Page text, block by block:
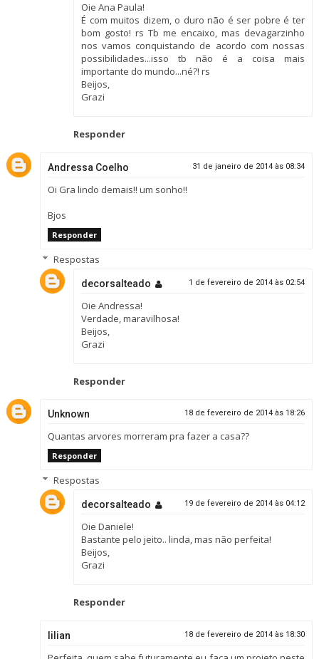
Oie Ana Paula!
É com muitos dizem, o duro não é ser pobre é ter
bom gosto! rs Tb me encaixo, mas devagarzinho
nos vamos conquistando de acordo com nossas
possibilidades...isso tb não é a coisa mais
importante do mundo...né?! rs
Beijos,
Grazi
Responder
Andressa Coelho 31 de janeiro de 2014 às 08:34
Oi Gra lindo demais!! um sonho!!
Bjos
Responder
Respostas
decorsalteado 1 de fevereiro de 2014 às 02:54
Oie Andressa!
Verdade, maravilhosa!
Beijos,
Grazi
Responder
Unknown 18 de fevereiro de 2014 às 18:26
Quantas arvores morreram pra fazer a casa??
Responder
Respostas
decorsalteado 19 de fevereiro de 2014 às 04:12
Oie Daniele!
Bastante pelo jeito.. linda, mas não perfeita!
Beijos,
Grazi
Responder
lilian 18 de fevereiro de 2014 às 18:30